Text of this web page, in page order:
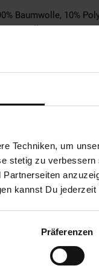
Techniken, um
stetig zu
kannst Du jederzeit
Präferenzen
Baumwolle, 10%
ohne Dampf
not_applicable
100% not_applicable
not_applicable
not_applicable